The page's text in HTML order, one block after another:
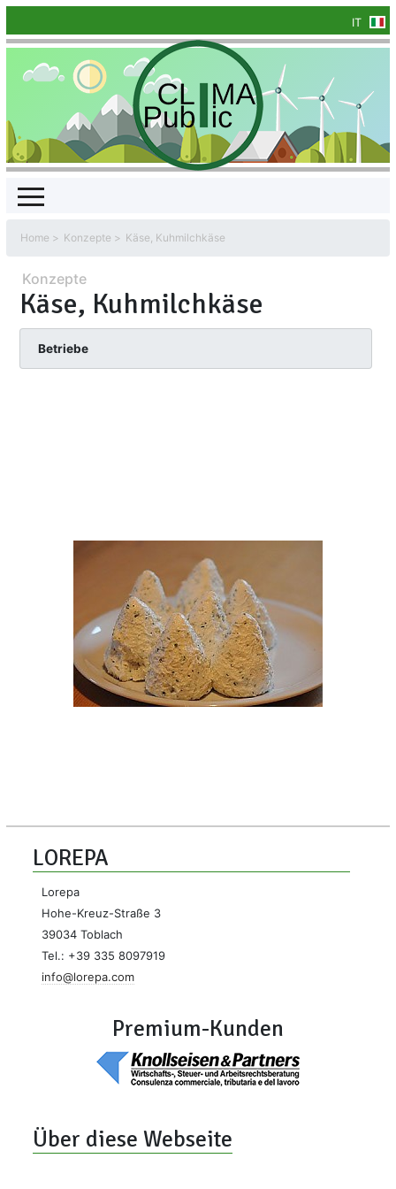
IT
Home Konzepte Käse, Kuhmilchkäse
Konzepte
Käse, Kuhmilchkäse
Betriebe
LOREPA
Lorepa
Hohe-Kreuz-Straße 3
39034 Toblach
Tel.: +39 335 8097919
info@lorepa.com
Premium-Kunden
Über diese Webseite